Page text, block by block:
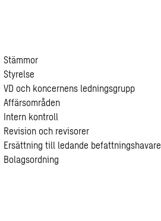
Stämmor
Styrelse
VD och koncernens ledningsgrupp
Affärsområden
Intern kontroll
Revision och revisorer
Ersättning till ledande befattningshavare
Bolagsordning